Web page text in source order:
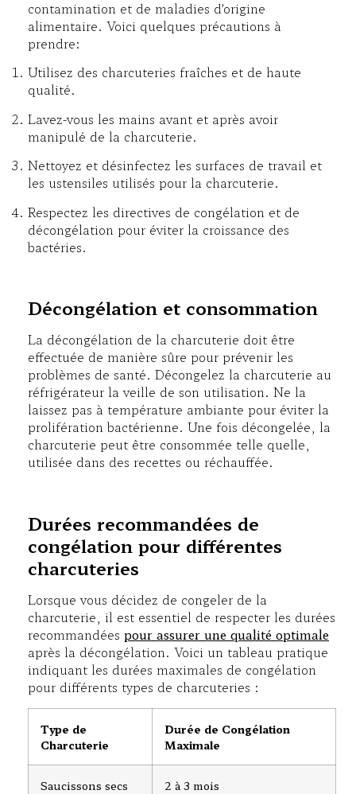
contamination et de maladies d’origine
alimentaire. Voici quelques précautions à
prendre:
Utilisez des charcuteries fraîches et de haute
qualité.
Lavez-vous les mains avant et après avoir
manipulé de la charcuterie.
Nettoyez et désinfectez les surfaces de travail et
les ustensiles utilisés pour la charcuterie.
Respectez les directives de congélation et de
décongélation pour éviter la croissance des
bactéries.
Décongélation et consommation
La décongélation de la charcuterie doit être
effectuée de manière sûre pour prévenir les
problèmes de santé. Décongelez la charcuterie au
réfrigérateur la veille de son utilisation. Ne la
laissez pas à température ambiante pour éviter la
prolifération bactérienne. Une fois décongelée, la
charcuterie peut être consommée telle quelle,
utilisée dans des recettes ou réchauffée.
Durées recommandées de
congélation pour différentes
charcuteries
Lorsque vous décidez de congeler de la
charcuterie, il est essentiel de respecter les durées
recommandées pour assurer une qualité optimale
après la décongélation. Voici un tableau pratique
indiquant les durées maximales de congélation
pour différents types de charcuteries :
Type de
Charcuterie
Durée de Congélation
Maximale
Saucissons secs 2 à 3 mois